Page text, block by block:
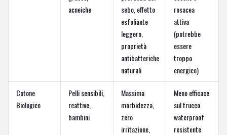
acneiche
sebo, effetto
esfoliante
leggero,
proprietà
antibatteriche
naturali
rosacea
attiva
(potrebbe
essere
troppo
energico)
Cotone
Biologico
Pelli sensibili,
reattive,
bambini
Massima
morbidezza,
zero
irritazione,
Meno efficace
sul trucco
waterproof
resistente